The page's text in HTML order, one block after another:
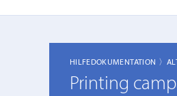
HILFEDOKUMENTATION 〉
Printing